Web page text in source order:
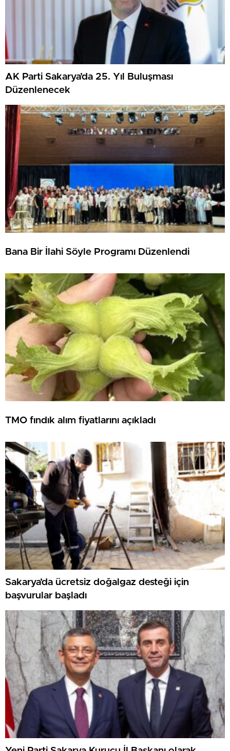
AK Parti Sakarya’da 25. Yıl Buluşması
Düzenlenecek
Bana Bir İlahi Söyle Programı Düzenlendi
TMO fındık alım fiyatlarını açıkladı
Sakarya’da ücretsiz doğalgaz desteği için
başvurular başladı